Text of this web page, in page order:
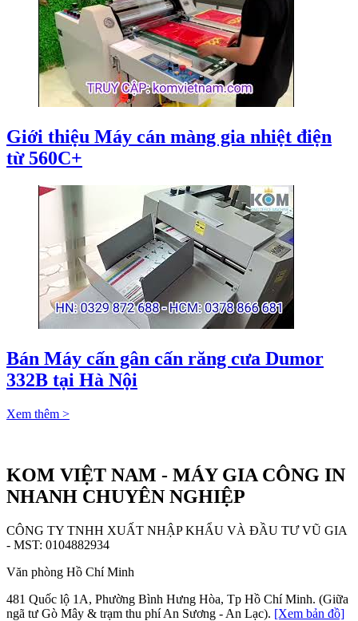
Giới thiệu Máy cán màng gia nhiệt điện
từ 560C+
Bán Máy cấn gân cấn răng cưa Dumor
332B tại Hà Nội
Xem thêm >
KOM VIỆT NAM - MÁY GIA CÔNG IN
NHANH CHUYÊN NGHIỆP
CÔNG TY TNHH XUẤT NHẬP KHẨU VÀ ĐẦU TƯ VŨ GIA
- MST: 0104882934
Văn phòng Hồ Chí Minh
481 Quốc lộ 1A, Phường Bình Hưng Hòa, Tp Hồ Chí Minh. (Giữa
ngã tư Gò Mây & trạm thu phí An Sương - An Lạc). [Xem bản đồ]